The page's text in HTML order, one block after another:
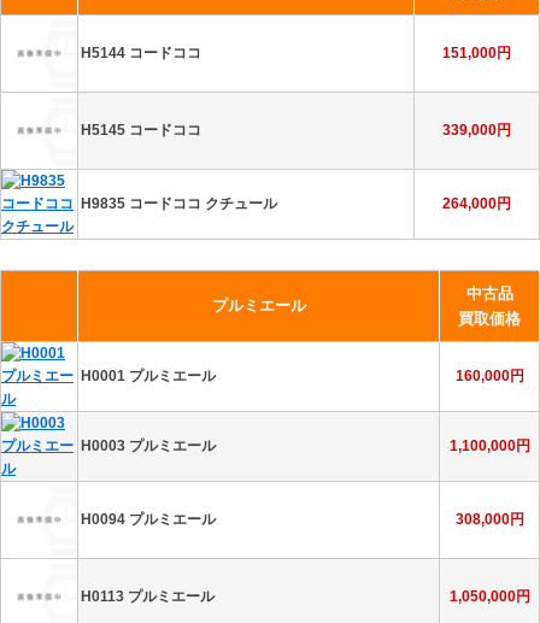
H5701 J12 黒 366,000円
H6185 J12 黒 ファントム 388,000円
H6346 J12 黒 ファントム 269,000円
H3131 J12 マットブラック 225,000円
396,000円
H3404 J12 ファーズドゥリュヌ 235,000円
H3442 J12 ホワイトファントム 211,000円
H5144 コードココ 151,000円
H5145 コードココ 339,000円
H9835 コードココ クチュール 264,000円
プルミエール
中古品
買取価格
H0001 プルミエール 160,000円
H0003 プルミエール 1,100,000円
H0094 プルミエール 308,000円
H0113 プルミエール 1,050,000円